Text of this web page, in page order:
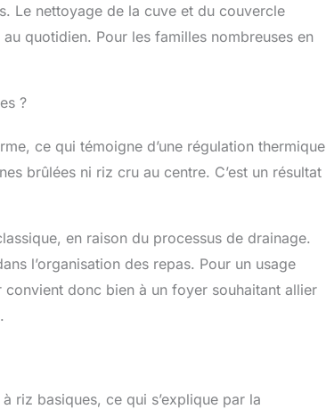
Le nettoyage de la cuve et du couvercle
quotidien. Pour les familles nombreuses en
?
ce qui témoigne d’une régulation thermique
brûlées ni riz cru au centre. C’est un résultat
en raison du processus de drainage.
l’organisation des repas. Pour un usage
donc bien à un foyer souhaitant allier
riz basiques, ce qui s’explique par la